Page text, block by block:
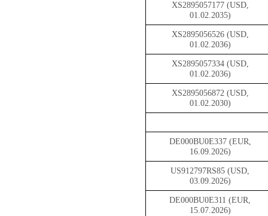
XS2895057177 (USD,
01.02.2035)
XS2895056526 (USD,
01.02.2036)
XS2895057334 (USD,
01.02.2036)
XS2895056872 (USD,
01.02.2030)
DE000BU0E337 (EUR,
16.09.2026)
US912797RS85 (USD,
03.09.2026)
DE000BU0E311 (EUR,
15.07.2026)